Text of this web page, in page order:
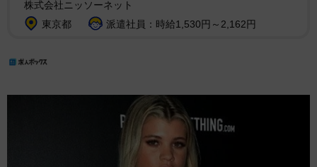
株式会社ニッソーネット
東京都
派遣社員：時給1,530円～2,162円